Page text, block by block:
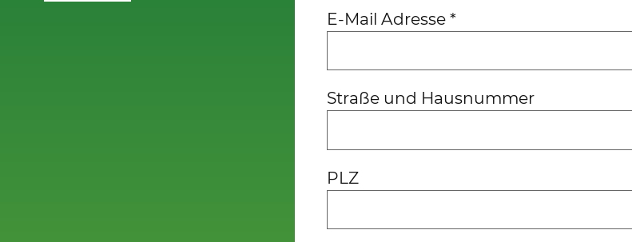
E-Mail Adresse*
Straße und Hausnummer
PLZ